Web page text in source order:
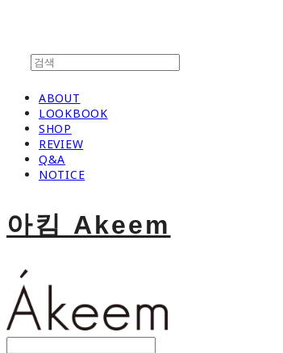
ABOUT
LOOKBOOK
SHOP
REVIEW
Q&A
NOTICE
아킴 Akeem